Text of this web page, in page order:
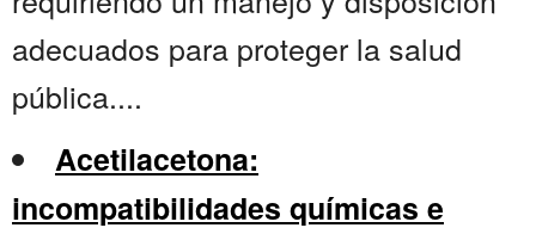
adecuados para proteger la salud
pública....
Acetilacetona:
incompatibilidades químicas e